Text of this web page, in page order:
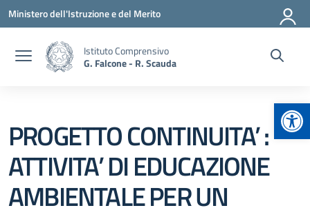
Vai ai contenuti
Vai al menu di navigazione
Vai al footer
Ministero dell'Istruzione e del Merito
Istituto Comprensivo
G. Falcone - R. Scauda
PROGETTO CONTINUITA’ :
ATTIVITA’ DI EDUCAZIONE
AMBIENTALE PER UN